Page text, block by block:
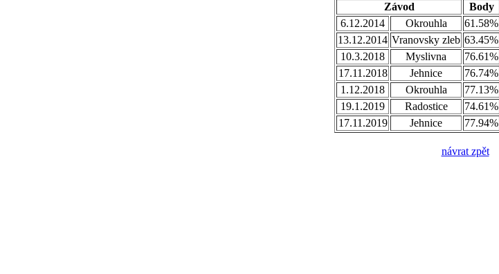
Závod Body
6.12.2014
Okrouhla 61.58%
13.12.2014 Vranovsky zleb 63.45%
10.3.2018
Myslivna 76.61%
17.11.2018
Jehnice 76.74%
1.12.2018
Okrouhla 77.13%
19.1.2019
Radostice 74.61%
17.11.2019
Jehnice 77.94%
návrat zpět